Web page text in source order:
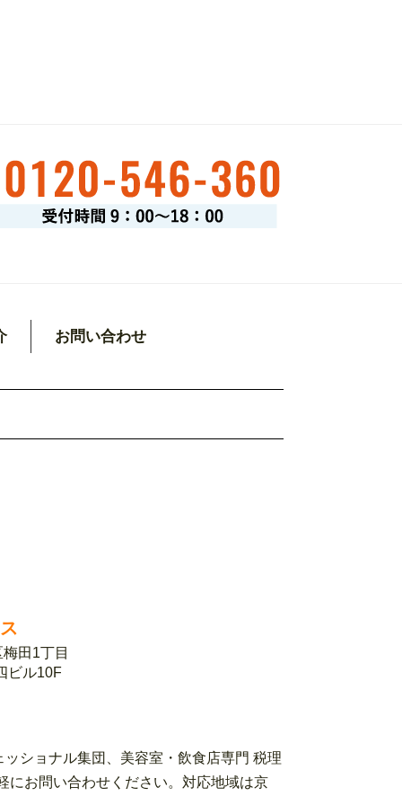
お問い合わせ
田1丁目
ビル10F
ショナル集団、美容室・飲食店専門 税理
にお問い合わせください。対応地域は京